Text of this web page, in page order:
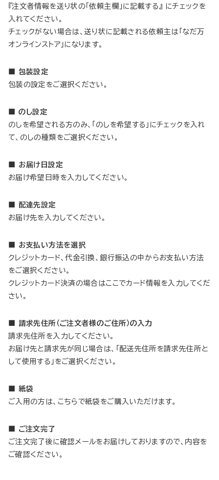
『注文者情報を送り状の「依頼主欄」に記載する』 にチェックを
入れてください。
チェックがない場合は、送り状に記載される依頼主は「なだ万
オンラインストア」になります。
■ 包装設定
包装の設定をご選択ください。
■ のし設定
のしを希望される方のみ、「のしを希望する」にチェックを入れ
て、のしの種類をご選択ください。
■ お届け日設定
お届け希望日時を入力してください。
■ 配達先設定
お届け先を入力してください。
■ お支払い方法を選択
クレジットカード、代金引換、銀行振込の中からお支払い方法
をご選択ください。
クレジットカード決済の場合はここでカード情報を入力してくだ
さい。
■ 請求先住所（ご注文者様のご住所）の入力
請求先住所を入力してください。
お届け先と請求先が同じ場合は、「配送先住所を請求先住所と
して使用する」をご選択ください。
■ 紙袋
ご入用の方は、こちらで紙袋をご購入いただけます。
■ ご注文完了
ご注文完了後に確認メールをお届けしておりますので、内容を
ご確認ください。